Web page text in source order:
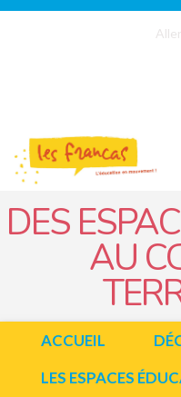
DES
AU
ACCUEIL
LES ESPACES
Panneau de gestion des